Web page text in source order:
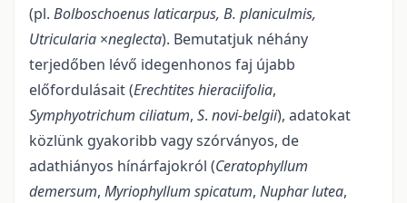
(pl. Bolboschoenus laticarpus, B. planiculmis,
Utricularia ×neglecta). Bemutatjuk néhány
terjedőben lévő ide­genhonos faj újabb
előfordulásait (Erechtites hieraciifolia,
Symphyotrichum ciliatum, S. novi-belgii), adato­kat
közlünk gyakoribb vagy szórványos, de
adathiányos hínárfajokról (Ceratophyllum
demersum, Myri­ophyllum spicatum, Nuphar lutea,